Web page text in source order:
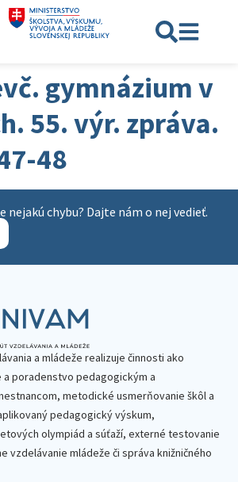
gymnázium v
55. výr. zpráva.
48
nejakú chybu? Dajte nám o nej vedieť.
a mládeže realizuje činnosti ako
a poradenstvo pedagogickým a
metodické usmerňovanie škôl a
pedagogický výskum,
olympiád a súťaží, externé testovanie
vzdelávanie mládeže či správa knižničného